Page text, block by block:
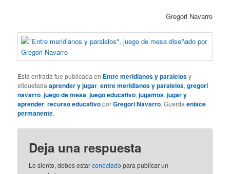
Gregori Navarro
Esta entrada fue publicada en Entre meridianos y paralelosy
etiquetadaaprender y jugar,entre meridianos y paralelos,gregori
navarro,juego de mesa,juego educativo,jugamos,jugar y
aprender,recurso educativoporGregori Navarro. Guardaenlace
permanente.
Deja una respuesta
Lo siento, debes estarconectado para publicar un